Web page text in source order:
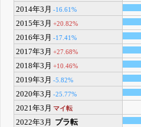
2014年3月 -16.61%
2015年3月 +20.82%
2016年3月 -17.41%
2017年3月 +27.68%
2018年3月 +10.46%
2019年3月 -5.82%
2020年3月 -25.77%
2021年3月 マイ転
2022年3月 プラ転